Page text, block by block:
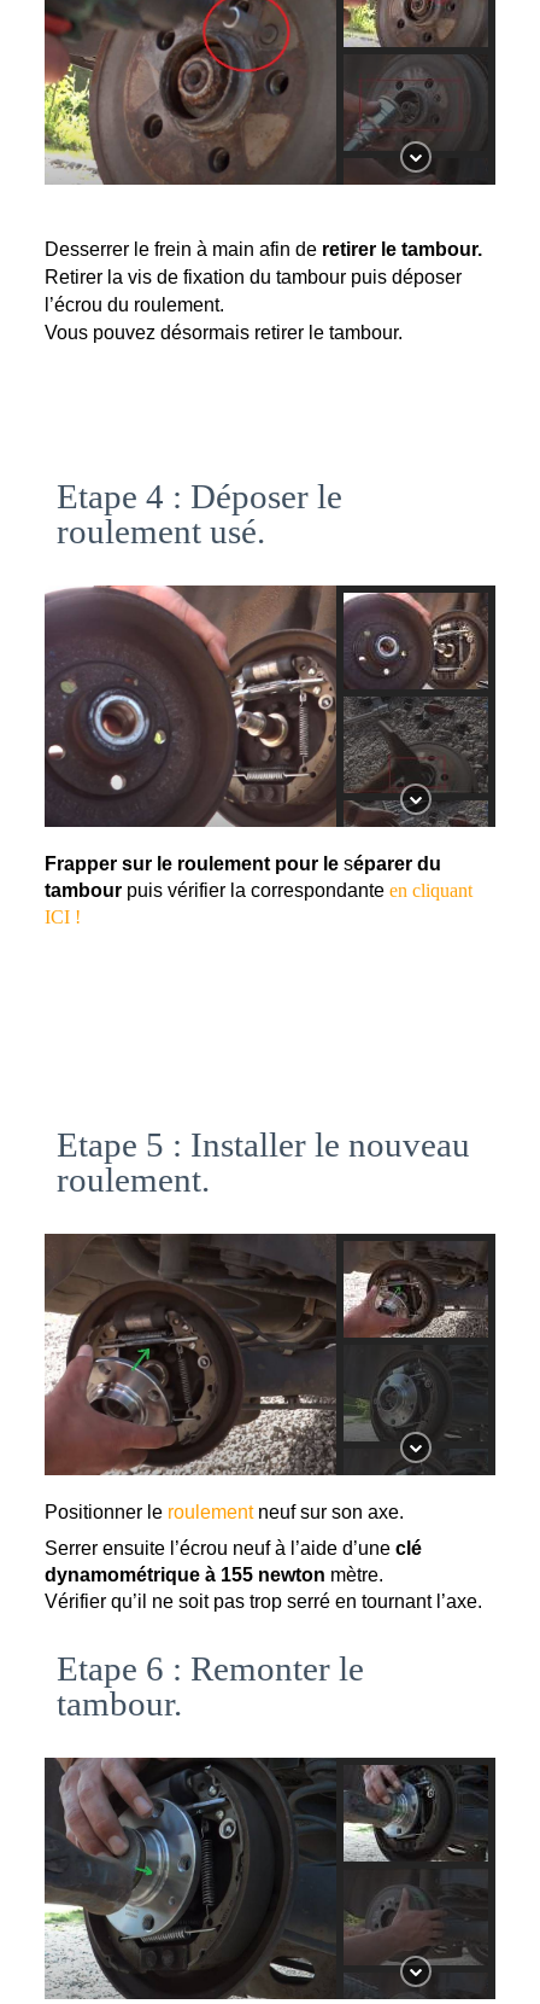
Desserrer le frein à main afin de retirer le tambour.
Retirer la vis de fixation du tambour puis déposer
l’écrou du roulement.
Vous pouvez désormais retirer le tambour.
Etape 4 : Déposer le
roulement usé.
Frapper sur le roulement pour le séparer du
tambour puis vérifier la correspondante en cliquant
ICI !
Etape 5 : Installer le nouveau
roulement.
Positionner le roulement neuf sur son axe.
Serrer ensuite l’écrou neuf à l’aide d’une clé
dynamométrique à 155 newton mètre.
Vérifier qu’il ne soit pas trop serré en tournant l’axe.
Etape 6 : Remonter le
tambour.